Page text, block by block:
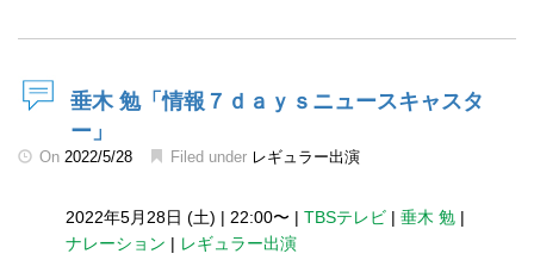
垂木 勉「情報７ｄａｙｓニュースキャスタ
ー」
On 2022/5/28 Filed under レギュラー出演
2022年5月28日 (土) | 22:00〜 | TBSテレビ | 垂木 勉 |
ナレーション | レギュラー出演